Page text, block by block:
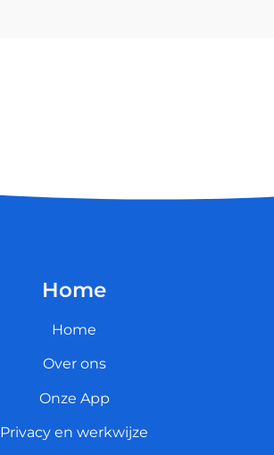
Home
Home
Over ons
Onze App
Privacy en werkwijze